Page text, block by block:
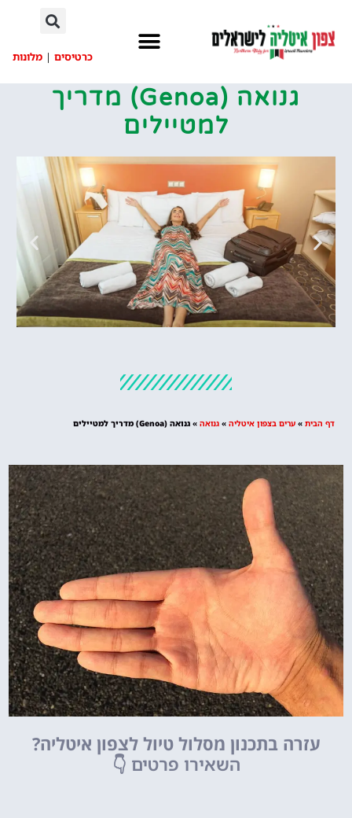
כרטיסים | מלונות
גנואה (Genoa) מדריך
למטיילים
מציאת מלון
דף הבית » ערים בצפון איטליה » גנואה » גנואה (Genoa) מדריך למטיילים
עזרה בתכנון מסלול טיול לצפון איטליה?
השאירו פרטים 👇